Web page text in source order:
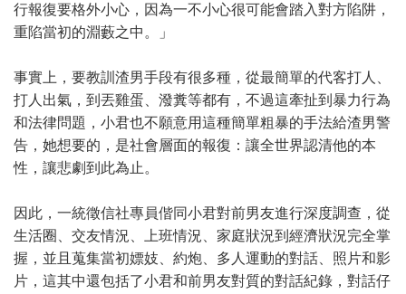
行報復要格外小心，因為一不小心很可能會踏入對方陷阱，
重陷當初的淵藪之中。」
事實上，要教訓渣男手段有很多種，從最簡單的代客打人、
打人出氣，到丟雞蛋、潑糞等都有，不過這牽扯到暴力行為
和法律問題，小君也不願意用這種簡單粗暴的手法給渣男警
告，她想要的，是社會層面的報復：讓全世界認清他的本
性，讓悲劇到此為止。
因此，一統徵信社專員偕同小君對前男友進行深度調查，從
生活圈、交友情況、上班情況、家庭狀況到經濟狀況完全掌
握，並且蒐集當初嫖妓、約炮、多人運動的對話、照片和影
片，這其中還包括了小君和前男友對質的對話紀錄，對話仔